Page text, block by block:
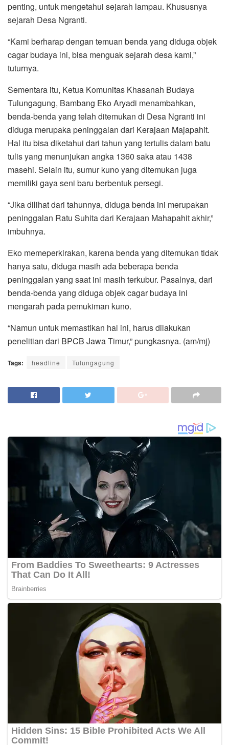
penting, untuk mengetahui sejarah lampau. Khususnya
sejarah Desa Ngranti.
“Kami berharap dengan temuan benda yang diduga objek
cagar budaya ini, bisa menguak sejarah desa kami,”
tuturnya.
Sementara itu, Ketua Komunitas Khasanah Budaya
Tulungagung, Bambang Eko Aryadi menambahkan,
benda-benda yang telah ditemukan di Desa Ngranti ini
diduga merupaka peninggalan dari Kerajaan Majapahit.
Hal itu bisa diketahui dari tahun yang tertulis dalam batu
tulis yang menunjukan angka 1360 saka atau 1438
masehi. Selain itu, sumur kuno yang ditemukan juga
memiliki gaya seni baru berbentuk persegi.
“Jika dilihat dari tahunnya, diduga benda ini merupakan
peninggalan Ratu Suhita dari Kerajaan Mahapahit akhir,”
imbuhnya.
Eko memeperkirakan, karena benda yang ditemukan tidak
hanya satu, diduga masih ada beberapa benda
peninggalan yang saat ini masih terkubur. Pasalnya, dari
benda-benda yang diduga objek cagar budaya ini
mengarah pada pemukiman kuno.
“Namun untuk memastikan hal ini, harus dilakukan
penelitian dari BPCB Jawa Timur,” pungkasnya. (am/mj)
Tags: headline Tulungagung